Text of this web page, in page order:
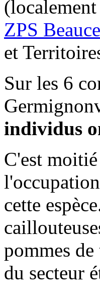
ZPS
et
Sur les 6
individus
C'est
cette
pommes
du secteur